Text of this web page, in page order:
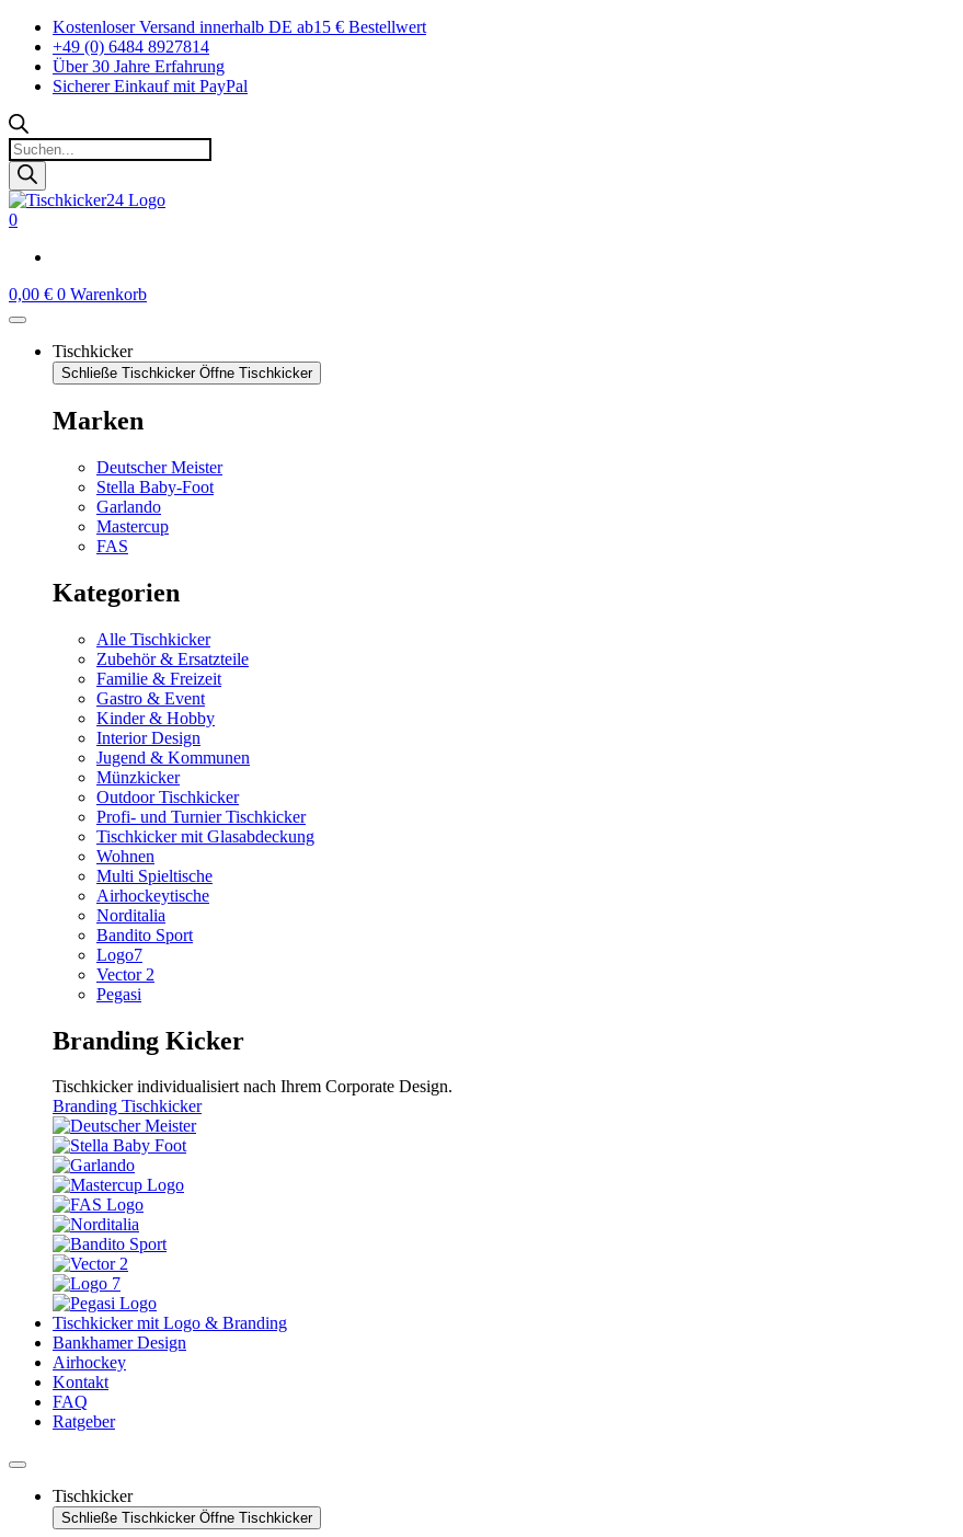
Zum
Inhalt
springen
Kostenloser Versand innerhalb DE ab15 € Bestellwert
+49 (0) 6484 8927814
Über 30 Jahre Erfahrung
Sicherer Einkauf mit PayPal
Products
search
0
0,00 € 0 Warenkorb
Tischkicker
Schließe Tischkicker Öffne Tischkicker
Marken
Deutscher Meister
Stella Baby-Foot
Garlando
Mastercup
FAS
Kategorien
Alle Tischkicker
Zubehör & Ersatzteile
Familie & Freizeit
Gastro & Event
Kinder & Hobby
Interior Design
Jugend & Kommunen
Münzkicker
Outdoor Tischkicker
Profi- und Turnier Tischkicker
Tischkicker mit Glasabdeckung
Wohnen
Multi Spieltische
Airhockeytische
Norditalia
Bandito Sport
Logo7
Vector 2
Pegasi
Branding Kicker
Tischkicker individualisiert nach Ihrem Corporate Design.
Branding Tischkicker
Tischkicker mit Logo & Branding
Bankhamer Design
Airhockey
Kontakt
FAQ
Ratgeber
Tischkicker
Schließe Tischkicker Öffne Tischkicker